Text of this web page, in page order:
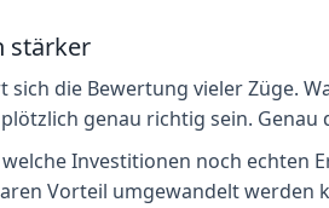
stärker
sich die Bewertung vieler Züge.
genau richtig sein.
Investitionen noch
Vorteil umgewandelt werden